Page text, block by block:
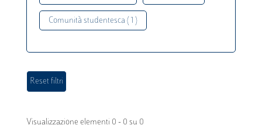
Comunità studentesca ( 1 )
Visualizzazione elementi 0 - 0 su 0